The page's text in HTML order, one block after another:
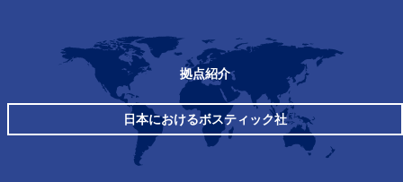
拠点紹介
日本におけるボスティック社